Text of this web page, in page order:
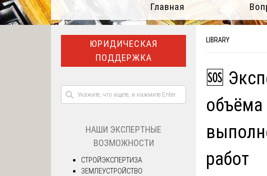
Главная
LIBRARY
🆘
объёма
работ
ЮРИДИЧЕСКАЯ
ПОДДЕРЖКА
НАШИ ЭКСПЕРТНЫЕ
ВОЗМОЖНОСТИ
СТРОЙЭКСПЕРТИЗА
ЗЕМЛЕУСТРОЙСТВО